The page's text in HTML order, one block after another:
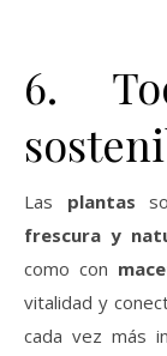
6.
Las plantas
frescura y
como con
vitalidad y
cada vez más